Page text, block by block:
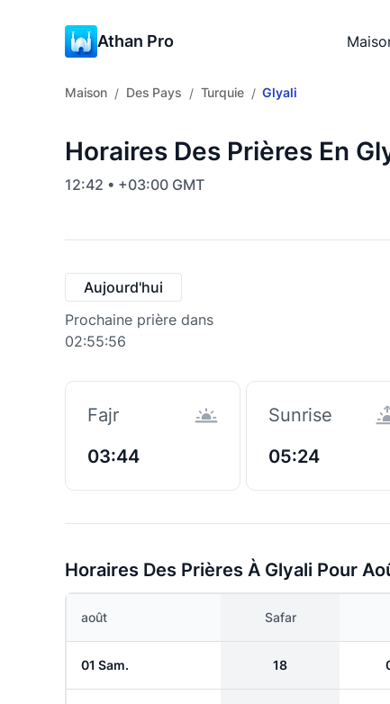
Athan Pro
Maison / Des Pays / Turquie / Glyali
Horaires Des Prières En
12:42 • +03:00 GMT
Aujourd'hui
Prochaine prière dans
02:55:55
Fajr
03:44
Sunrise
05:24
Horaires Des Prières À Glyali Pour
août Safar
01 Sam. 18